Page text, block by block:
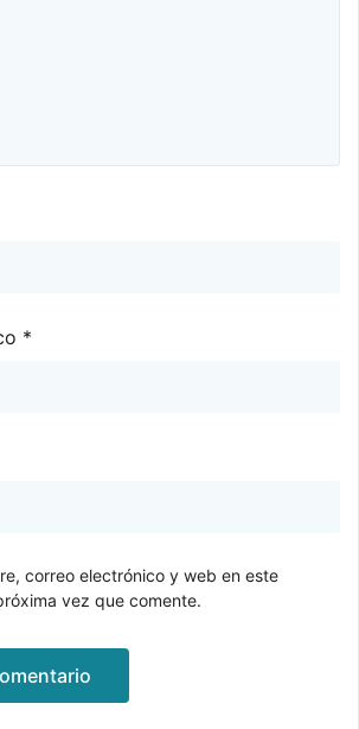
*
correo electrónico y web en este
vez que comente.